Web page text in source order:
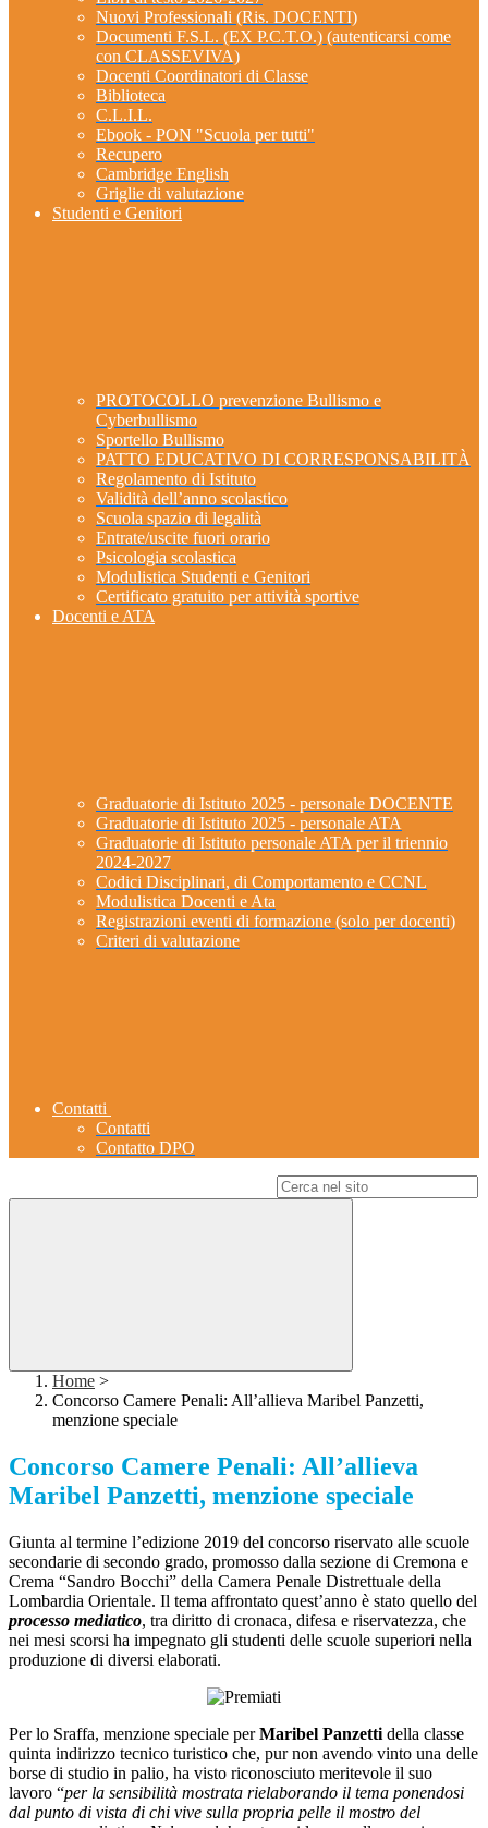
Nuovi Professionali (Ris. DOCENTI)
Documenti F.S.L. (EX P.C.T.O.) (autenticarsi come
con CLASSEVIVA)
Docenti Coordinatori di Classe
Biblioteca
C.L.I.L.
Ebook - PON "Scuola per tutti"
Recupero
Cambridge English
Griglie di valutazione
Studenti e Genitori
PROTOCOLLO prevenzione Bullismo e
Cyberbullismo
Sportello Bullismo
PATTO EDUCATIVO DI CORRESPONSABILITÀ
Regolamento di Istituto
Validità dell’anno scolastico
Scuola spazio di legalità
Entrate/uscite fuori orario
Psicologia scolastica
Modulistica Studenti e Genitori
Certificato gratuito per attività sportive
Docenti e ATA
Graduatorie di Istituto 2025 - personale DOCENTE
Graduatorie di Istituto 2025 - personale ATA
Graduatorie di Istituto personale ATA per il triennio
2024-2027
Codici Disciplinari, di Comportamento e CCNL
Modulistica Docenti e Ata
Registrazioni eventi di formazione (solo per docenti)
Criteri di valutazione
Contatti
Contatti
Contatto DPO
Home >
Concorso Camere Penali: All’allieva Maribel Panzetti,
menzione speciale
Concorso Camere Penali: All’allieva
Maribel Panzetti, menzione speciale
Giunta al termine l’edizione 2019 del concorso riservato alle scuole
secondarie di secondo grado, promosso dalla sezione di Cremona e
Crema “Sandro Bocchi” della Camera Penale Distrettuale della
Lombardia Orientale. Il tema affrontato quest’anno è stato quello del
processo mediatico, tra diritto di cronaca, difesa e riservatezza, che
nei mesi scorsi ha impegnato gli studenti delle scuole superiori nella
produzione di diversi elaborati.
Per lo Sraffa, menzione speciale perMaribel Panzetti della classe
quinta indirizzo tecnico turistico che, pur non avendo vinto una delle
borse di studio in palio, ha visto riconosciuto meritevole il suo
lavoro “per la sensibilità mostrata rielaborando il tema ponendosi
dal punto di vista di chi vive sulla propria pelle il mostro del